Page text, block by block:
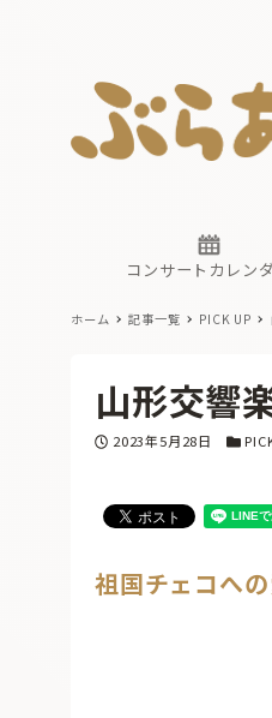
コンサートカレン
ホーム 記事一覧 PICK UP
山形交響
投稿日
2023年5月28日 カテゴ
祖国チェコへ